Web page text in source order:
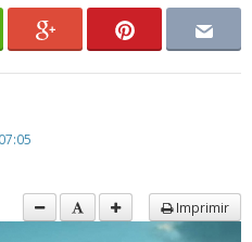
Imprimir